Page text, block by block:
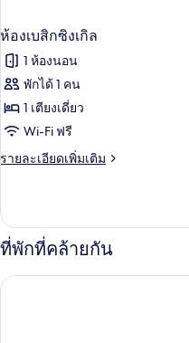
ห้องเบสิกซิงเกิล
1 ห้องนอน
พักได้ 1 คน
1 เตียงเดี่ยว
Wi-Fi ฟรี
รายละเอียดเพิ่มเติม
ราย
เกี่ยว
กับ
ห้อง
เบสิ
ก
ที่พักที่คล้ายกัน
โรงแรมแคปซูล